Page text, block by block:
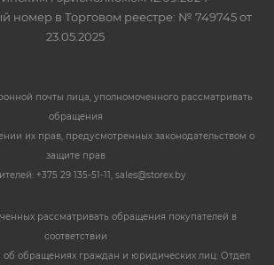
номер в Торговом реестре: № 749745 от
23.05.2025
почты лица, уполномоченного рассматривать
обращения
их прав, предусмотренных законодательством о
защите прав
+375 29 135-51-11, sales@storex.by
рассматривать обращения покупателей в
соответствии
об обращениях граждан и юридических лиц: Отдел